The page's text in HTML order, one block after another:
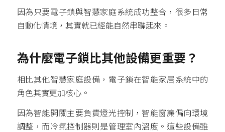
因為只要電子鎖與智慧家庭系統成功整合，很多日常
自動化情境，其實就已經能自然串聯起來。
為什麼電子鎖比其他設備更重要？
相比其他智慧家庭設備，電子鎖在智能家居系統中的
角色其實更加核心。
因為智能開關主要負責燈光控制，智能窗簾偏向環境
調整，而冷氣控制器則是管理室內溫度。這些設備雖